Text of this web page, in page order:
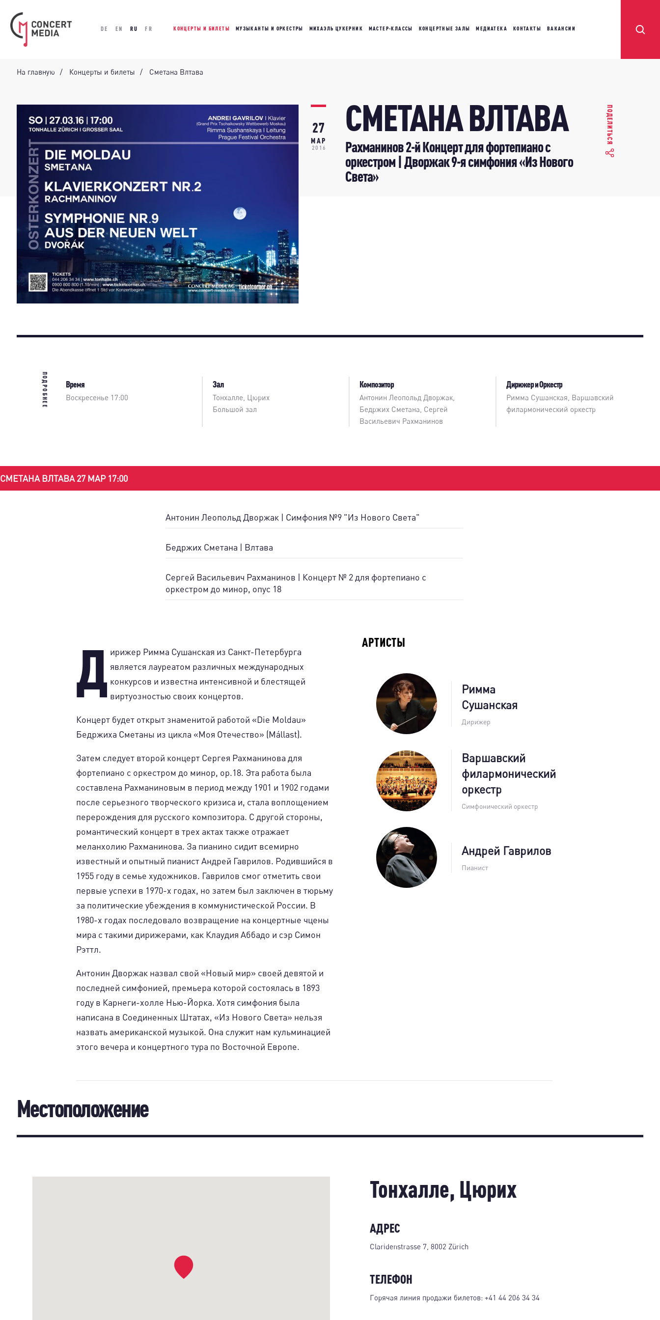
DE EN RU FR КОНЦЕРТЫ И БИЛЕТЫ МУЗЫКАНТЫ И ОРКЕСТРЫ МИХАЭЛЬ ЦУКЕРНИК МАСТЕР-КЛАССЫ КОНЦЕРТНЫЕ ЗАЛЫ МЕДИАТЕКА КОНТАКТЫ ВАКАНСИИ
На главную Концерты и билеты Сметана Влтава
27
МАР
2016
СМЕТАНА ВЛТАВА
Рахманинов 2-й Концерт для фортепиано с
оркестром | Дворжак 9-я симфония «Из Нового
Света»
ПОДЕЛИТЬСЯ
ПОДРОБНЕЕ Время
Воскресенье 17:00
Зал
Тонхалле, Цюрих
Большой зал
Композитор
Антонин Леопольд Дворжак,
Бедржих Сметана, Сергей
Васильевич Рахманинов
Дирижер и Оркестр
Римма Сушанская Варшавский
филармонический оркестр
СМЕТАНА ВЛТАВА 27 МАР 17:00
Антонин Леопольд Дворжак | Симфония №9 "Из Нового Света"
Бедржих Сметана | Влтава
Сергей Васильевич Рахманинов | Концерт № 2 для фортепиано с
оркестром до минор, опус 18
Д ирижер Римма Сушанская из Санкт-Петербурга
является лауреатом различных международных
конкурсов и известна интенсивной и блестящей
виртуозностью своих концертов.
Концерт будет открыт знаменитой работой «Die Moldau»
Бедржиха Сметаны из цикла «Моя Отечество» (Mállast).
Затем следует второй концерт Сергея Рахманинова для
фортепиано с оркестром до минор, op.18. Эта работа была
составлена ​​Рахманиновым в период между 1901 и 1902 годами
после серьезного творческого кризиса и, стала воплощением
перерождения для русского композитора. С другой стороны,
романтический концерт в трех актах также отражает
меланхолию Рахманинова. За пианино сидит всемирно
известный и опытный пианист Андрей Гаврилов. Родившийся в
1955 году в семье художников. Гаврилов смог отметить свои
первые успехи в 1970-х годах, но затем был заключен в тюрьму
за политические убеждения в коммунистической России. В
1980-х годах последовало возвращение на концертные чцены
мира с такими дирижерами, как Клаудия Аббадо и сэр Симон
Рэттл.
Антонин Дворжак назвал свой «Новый мир» своей девятой и
последней симфонией, премьера которой состоялась в 1893
году в Карнеги-холле Нью-Йорка. Хотя симфония была
написана в Соединенных Штатах, «Из Нового Света» нельзя
назвать американской музыкой. Она служит нам кульминацией
этого вечера и концертного тура по Восточной Европе.
АРТИСТЫ
Римма
Сушанская
Дирижер
Варшавский
филармонический
оркестр
Симфонический оркестр
Андрей Гаврилов
Пианист
Местоположение
Тонхалле, Цюрих
АДРЕС
Claridenstrasse 7, 8002 Zürich
ТЕЛЕФОН
Горячая линия продажи билетов: +41 44 206 34 34